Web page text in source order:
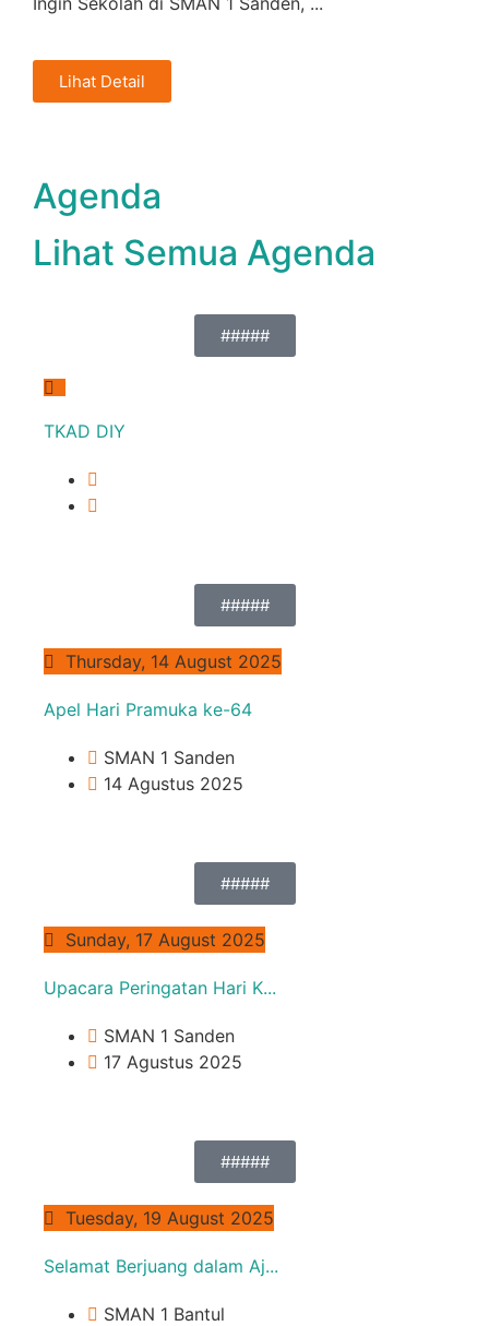
Lihat Detail
Agenda
Lihat Semua Agenda
#####
TKAD DIY
#####
Thursday, 14 August 2025
Apel Hari Pramuka ke-64
SMAN 1 Sanden
14 Agustus 2025
#####
Sunday, 17 August 2025
Upacara Peringatan Hari K...
SMAN 1 Sanden
17 Agustus 2025
#####
Tuesday, 19 August 2025
Selamat Berjuang dalam Aj...
SMAN 1 Bantul